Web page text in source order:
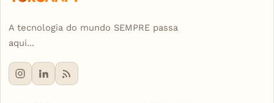
A tecnologia do mundo SEMPRE passa
aqui...